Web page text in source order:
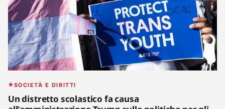
SOCIETÀ E DIRITTI
Un distretto scolastico fa causa